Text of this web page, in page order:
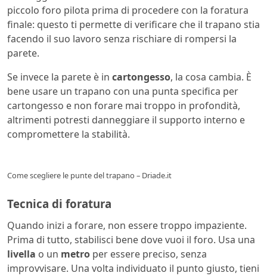
piccolo foro pilota prima di procedere con la foratura
finale: questo ti permette di verificare che il trapano stia
facendo il suo lavoro senza rischiare di rompersi la
parete.
Se invece la parete è in cartongesso, la cosa cambia. È
bene usare un trapano con una punta specifica per
cartongesso e non forare mai troppo in profondità,
altrimenti potresti danneggiare il supporto interno e
compromettere la stabilità.
Come scegliere le punte del trapano – Driade.it
Tecnica di foratura
Quando inizi a forare, non essere troppo impaziente.
Prima di tutto, stabilisci bene dove vuoi il foro. Usa una
livella o un metro per essere preciso, senza
improvvisare. Una volta individuato il punto giusto, tieni